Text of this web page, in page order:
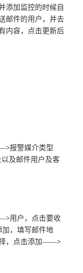
添加监控的时候自
邮件的用户，并去
内容，点击更新后
报警媒介类型
及邮件用户及客
用户，点击要收
，填写邮件地
，点击添加——>